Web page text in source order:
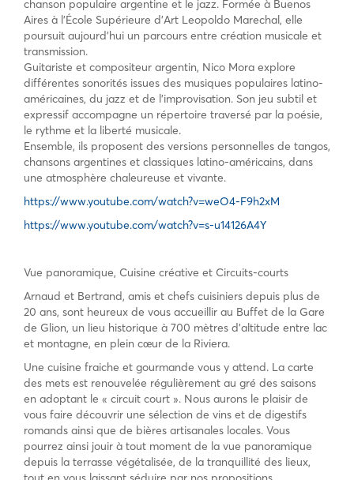
chanson populaire argentine et le jazz. Formée à Buenos
Aires à l’École Supérieure d’Art Leopoldo Marechal, elle
poursuit aujourd’hui un parcours entre création musicale et
transmission.
Guitariste et compositeur argentin, Nico Mora explore
différentes sonorités issues des musiques populaires latino-
américaines, du jazz et de l’improvisation. Son jeu subtil et
expressif accompagne un répertoire traversé par la poésie,
le rythme et la liberté musicale.
Ensemble, ils proposent des versions personnelles de tangos,
chansons argentines et classiques latino-américains, dans
une atmosphère chaleureuse et vivante.
https://www.youtube.com/watch?v=weO4-F9h2xM
https://www.youtube.com/watch?v=s-u14126A4Y
Vue panoramique, Cuisine créative et Circuits-courts
Arnaud et Bertrand, amis et chefs cuisiniers depuis plus de
20 ans, sont heureux de vous accueillir au Buffet de la Gare
de Glion, un lieu historique à 700 mètres d’altitude entre lac
et montagne, en plein cœur de la Riviera.
Une cuisine fraiche et gourmande vous y attend. La carte
des mets est renouvelée régulièrement au gré des saisons
en adoptant le « circuit court ». Nous aurons le plaisir de
vous faire découvrir une sélection de vins et de digestifs
romands ainsi que de bières artisanales locales. Vous
pourrez ainsi jouir à tout moment de la vue panoramique
depuis la terrasse végétalisée, de la tranquillité des lieux,